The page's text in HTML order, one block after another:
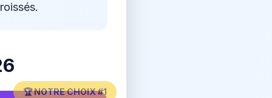
🏆 NOTRE CHOIX #1